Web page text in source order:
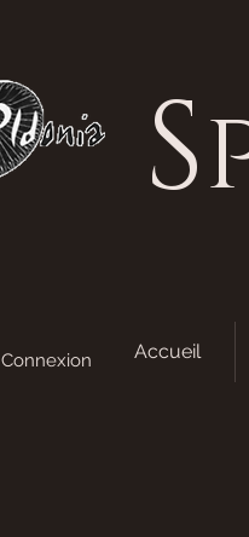
S
Connexion Accueil